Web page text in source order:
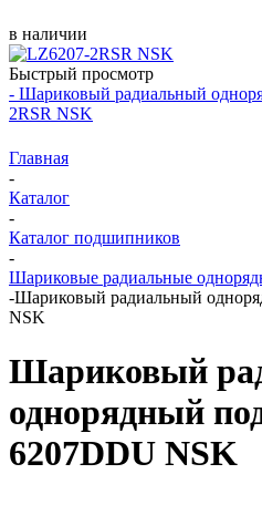
в наличии
Быстрый просмотр
- Шариковый радиальный
2RSR NSK
Главная
-
Каталог
-
Каталог подшипников
-
Шариковые радиальные
-Шариковый радиальный
NSK
Шариковый
однорядный
6207DDU NSK